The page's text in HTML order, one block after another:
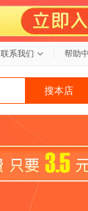
联系我们 帮助
搜本店